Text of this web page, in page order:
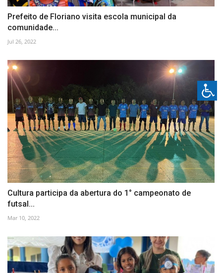
Prefeito de Floriano visita escola municipal da
comunidade...
Jul 26, 2022
Cultura participa da abertura do 1° campeonato de
futsal...
Mar 10, 2022